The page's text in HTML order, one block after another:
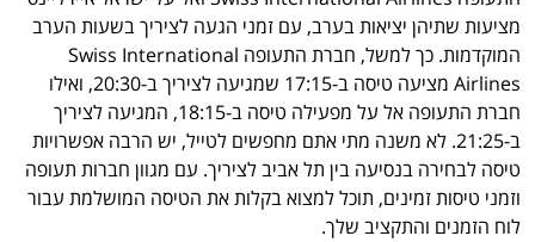
מציעות שתיהן יציאות בערב, עם זמני הגעה לציריך בשעות הערב
המוקדמות. כך למשל, חברת התעופה Swiss International
Airlines מציעה טיסה ב-17:15 שמגיעה לציריך ב-20:30, ואילו
חברת התעופה אל על מפעילה טיסה ב-18:15, המגיעה לציריך
ב-21:25. לא משנה מתי אתם מחפשים לטייל, יש הרבה אפשרויות
טיסה לבחירה בנסיעה בין תל אביב לציריך. עם מגוון חברות תעופה
וזמני טיסות זמינים, תוכל למצוא בקלות את הטיסה המושלמת עבור
לוח הזמנים והתקציב שלך.